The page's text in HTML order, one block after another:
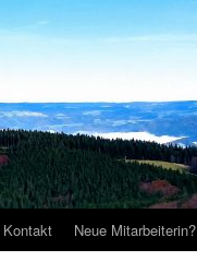
Kontakt Neue Mitarbeiterin?